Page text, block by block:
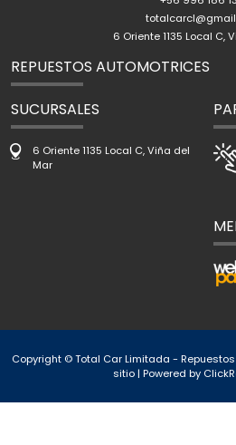
6 Oriente 1135 Local C,
REPUESTOS AUTOMOTRICES
SUCURSALES
6 Oriente 1135 Local C, Viña del
Mar
Copyright © Total Car Limitada -
sitio| Powered by